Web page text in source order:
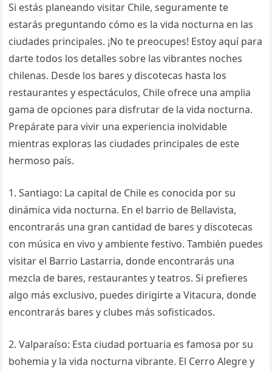
Si estás planeando visitar Chile, seguramente te
estarás preguntando cómo es la vida nocturna en las
ciudades principales. ¡No te preocupes! Estoy aquí para
darte todos los detalles sobre las vibrantes noches
chilenas. Desde los bares y discotecas hasta los
restaurantes y espectáculos, Chile ofrece una amplia
gama de opciones para disfrutar de la vida nocturna.
Prepárate para vivir una experiencia inolvidable
mientras exploras las ciudades principales de este
hermoso país.
1. Santiago: La capital de Chile es conocida por su
dinámica vida nocturna. En el barrio de Bellavista,
encontrarás una gran cantidad de bares y discotecas
con música en vivo y ambiente festivo. También puedes
visitar el Barrio Lastarria, donde encontrarás una
mezcla de bares, restaurantes y teatros. Si prefieres
algo más exclusivo, puedes dirigirte a Vitacura, donde
encontrarás bares y clubes más sofisticados.
2. Valparaíso: Esta ciudad portuaria es famosa por su
bohemia y la vida nocturna vibrante. El Cerro Alegre y